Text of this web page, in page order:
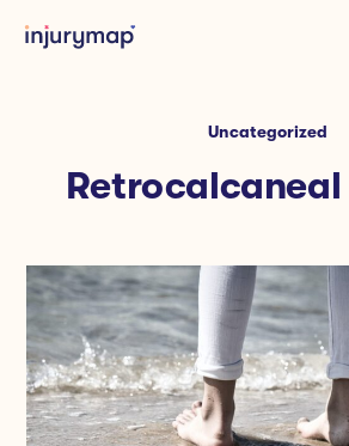
Uncategorized